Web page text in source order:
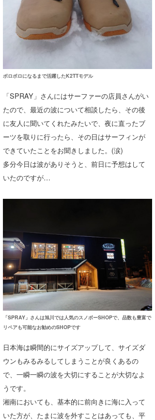
ボロボロになるまで活躍したK2TTモデル
「SPRAY」さんにはサーファーの店員さんがい
たので、最近の波について相談したら、その後
に友人に聞いてくれたみたいで、夜に直ったブ
ーツを取りに行ったら、その日はサーフィンが
できていたことをお聞きしました。(涙)
多分今日は波がありそうと、前日に予想はして
いたのですが…
「SPRAY」さんは旭川では人気のスノボーSHOPで、品数も豊富で
リペアも可能なお勧めのSHOPです
日本海は瞬間的にサイズアップして、サイズダ
ウンもみるみるしてしまうことが良くあるの
で、一瞬一瞬の波を大切にすることが大切なよ
うです。
湘南においても、基本的に前向きに海に入って
いた方が、たまに波を外すことはあっても、平